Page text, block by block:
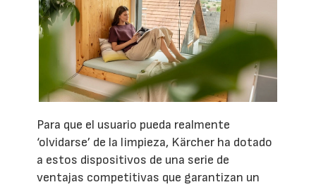
Para que el usuario pueda realmente
‘olvidarse’ de la limpieza, Kärcher ha dotado
a estos dispositivos de una serie de
ventajas competitivas que garantizan un